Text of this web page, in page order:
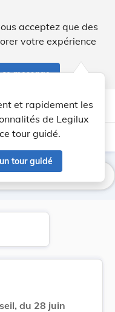
acceptez que des
votre expérience
message
help Aide
et rapidement les
de Legilux
tour guidé.
tour guidé
light_mode dark_mode
du 28 juin